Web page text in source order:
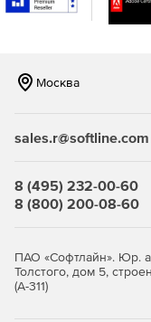
хоста.
оборудования и
облачных сред
возникновения
регулярные
существующие
Москва
sales.r@softline.com
8 (495) 232-00-60
8 (800) 200-08-60
ПАО «Софтлайн». Юр.
Толстого, дом 5,
(А-311)